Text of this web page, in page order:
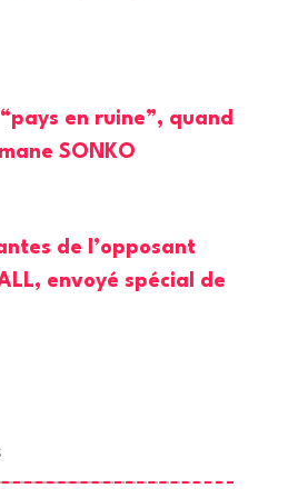
en ruine”, quand
SONKO
de l’opposant
envoyé spécial de